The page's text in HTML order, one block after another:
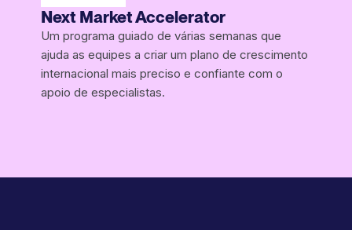
Next Market Accelerator
Um programa guiado de várias semanas que
ajuda as equipes a criar um plano de crescimento
internacional mais preciso e confiante com o
apoio de especialistas.